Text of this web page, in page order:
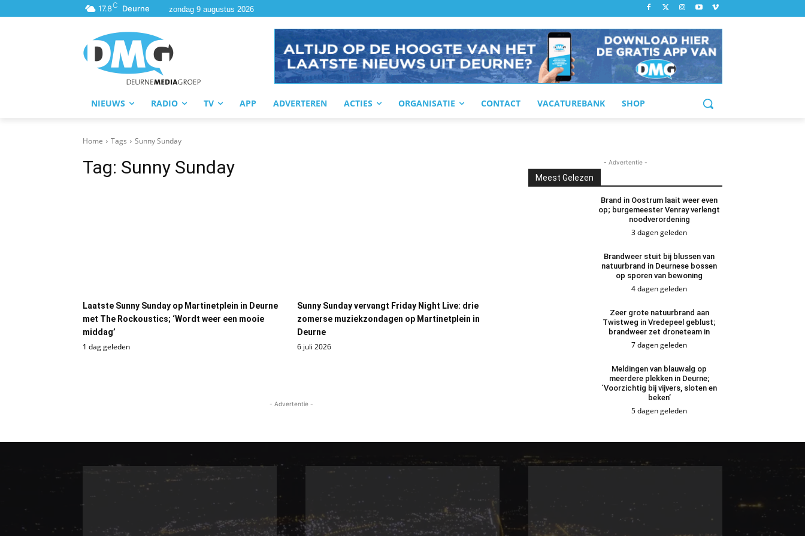
17.8C Deurne zondag 9 augustus 2026
NIEUWS RADIO TV APP ADVERTEREN ACTIES ORGANISATIE CONTACT VACATUREBANK SHOP
Home Tags Sunny Sunday
Tag: Sunny Sunday
Laatste Sunny Sunday op Martinetplein in Deurne
met The Rockoustics; ‘Wordt weer een mooie
middag’
1 dag geleden
Sunny Sunday vervangt Friday Night Live: drie
zomerse muziekzondagen op Martinetplein in
Deurne
6 juli 2026
- Advertentie -
- Advertentie -
Meest Gelezen
Brand in Oostrum laait weer even
op; burgemeester Venray verlengt
noodverordening
3 dagen geleden
Brandweer stuit bij blussen van
natuurbrand in Deurnese bossen
op sporen van bewoning
4 dagen geleden
Zeer grote natuurbrand aan
Twistweg in Vredepeel geblust;
brandweer zet droneteam in
7 dagen geleden
Meldingen van blauwalg op
meerdere plekken in Deurne;
´Voorzichtig bij vijvers, sloten en
beken’
5 dagen geleden